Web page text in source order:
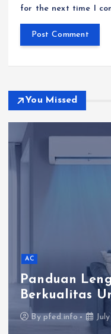
for the next time I
You Missed
AC
Panduan
Berkualitas
By pfed.info